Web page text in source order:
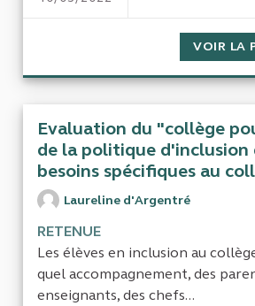
VOIR LA
Evaluation du "collège
de la politique d'inclusion
besoins spécifiques au
Laureline d'Argentré
RETENUE
Les élèves en inclusion au
quel accompagnement, des
enseignants, des chefs...